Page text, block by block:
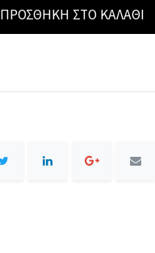
ΠΡΟΣΘΉΚΗ ΣΤΟ ΚΑΛΆΘΙ